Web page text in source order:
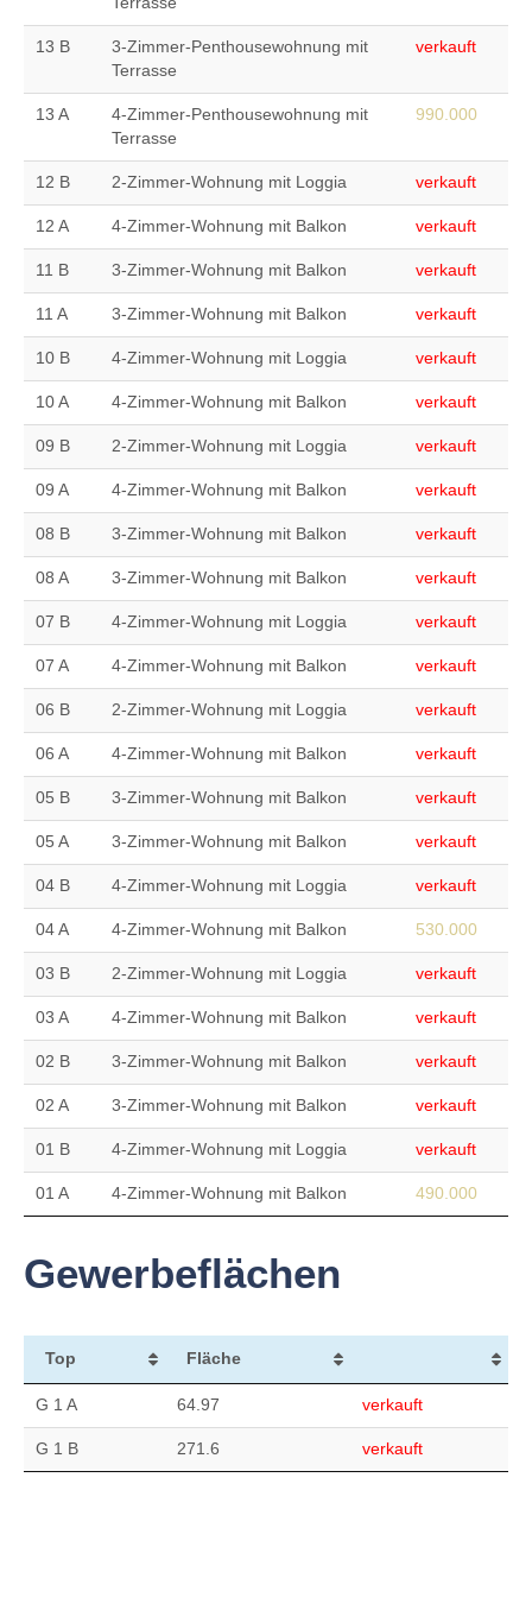
13 B
3-Zimmer-Penthousewohnung mit
Terrasse
verkauft
13 A
4-Zimmer-Penthousewohnung mit
Terrasse
990.000
12 B 2-Zimmer-Wohnung mit Loggia verkauft
12 A 4-Zimmer-Wohnung mit Balkon verkauft
11 B 3-Zimmer-Wohnung mit Balkon verkauft
11 A 3-Zimmer-Wohnung mit Balkon verkauft
10 B 4-Zimmer-Wohnung mit Loggia verkauft
10 A 4-Zimmer-Wohnung mit Balkon verkauft
09 B 2-Zimmer-Wohnung mit Loggia verkauft
09 A 4-Zimmer-Wohnung mit Balkon verkauft
08 B 3-Zimmer-Wohnung mit Balkon verkauft
08 A 3-Zimmer-Wohnung mit Balkon verkauft
07 B 4-Zimmer-Wohnung mit Loggia verkauft
07 A 4-Zimmer-Wohnung mit Balkon verkauft
06 B 2-Zimmer-Wohnung mit Loggia verkauft
06 A 4-Zimmer-Wohnung mit Balkon verkauft
05 B 3-Zimmer-Wohnung mit Balkon verkauft
05 A 3-Zimmer-Wohnung mit Balkon verkauft
04 B 4-Zimmer-Wohnung mit Loggia verkauft
04 A 4-Zimmer-Wohnung mit Balkon 530.000
03 B 2-Zimmer-Wohnung mit Loggia verkauft
03 A 4-Zimmer-Wohnung mit Balkon verkauft
02 B 3-Zimmer-Wohnung mit Balkon verkauft
02 A 3-Zimmer-Wohnung mit Balkon verkauft
01 B 4-Zimmer-Wohnung mit Loggia verkauft
01 A 4-Zimmer-Wohnung mit Balkon 490.000
Gewerbeflächen
Top Fläche
G 1 A 64.97 verkauft
G 1 B 271.6 verkauft